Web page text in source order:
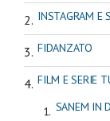
INSTAGRAM E
FIDANZATO
FILM E SERIE
SANEM IN